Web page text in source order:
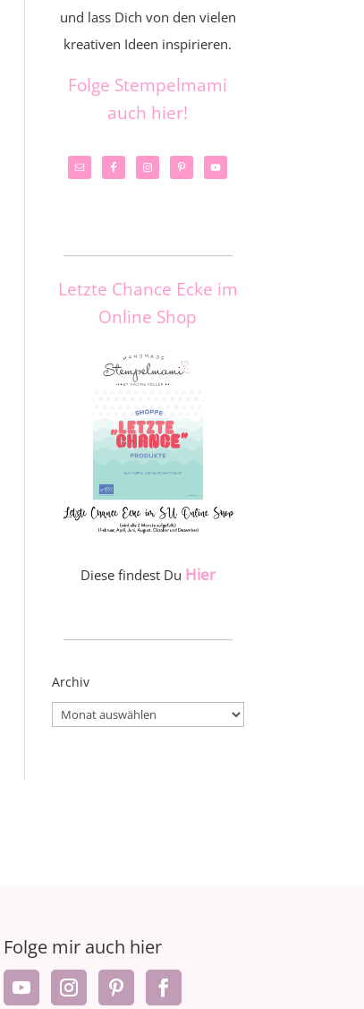
und lass Dich von den vielen
kreativen Ideen inspirieren.
Folge Stempelmami
auch hier!
Letzte Chance Ecke im
Online Shop
Diese findest Du Hier
Archiv
Archiv
Folge mir auch hier